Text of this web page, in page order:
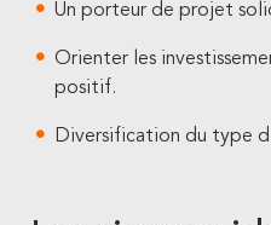
Un porteur de projet
Orienter les
positif.
Diversification du type